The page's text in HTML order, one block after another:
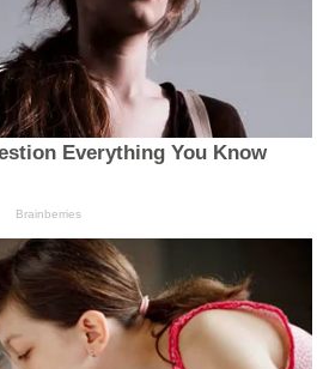
Everything You Know
Brainberries